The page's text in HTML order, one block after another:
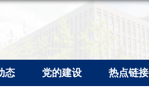
态 党的建设 热点链接